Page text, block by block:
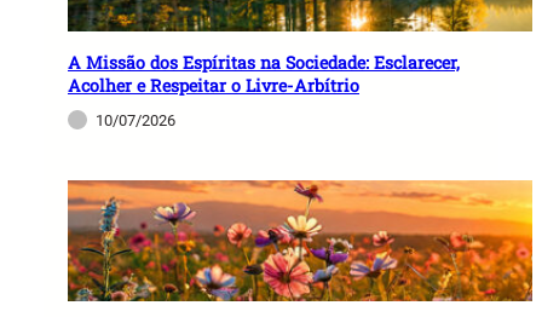
o
r
A Missão dos Espíritas na Sociedade: Esclarecer,
Acolher e Respeitar o Livre-Arbítrio
10/07/2026